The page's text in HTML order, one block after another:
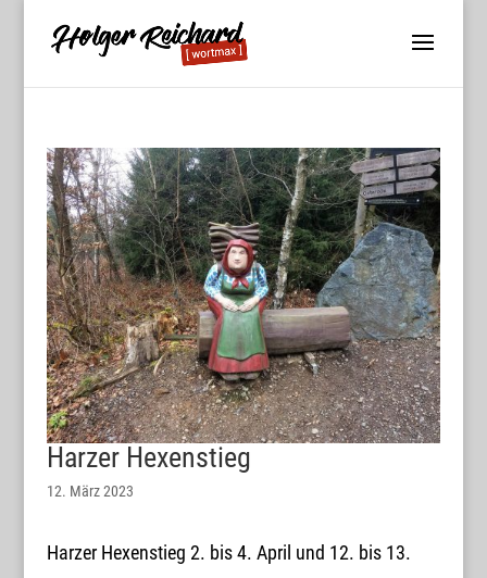
Harzer Hexenstieg
12. März 2023
Harzer Hexenstieg 2. bis 4. April und 12. bis 13.